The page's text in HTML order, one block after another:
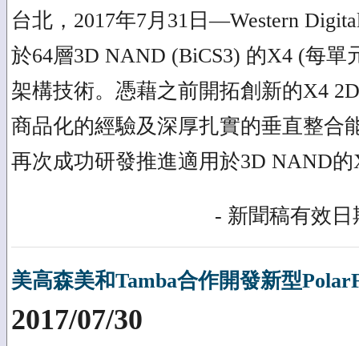
台北，2017年7月31日—Western
於64層3D NAND (BiCS3) 的X4 (每單
架構技術。憑藉之前開拓創新的X4
商品化的經驗及深厚扎實的垂直整合
再次成功研發推進適用於3D NAND
- 新聞稿有效日
美高森美和Tamba合作開發新型
2017/07/30